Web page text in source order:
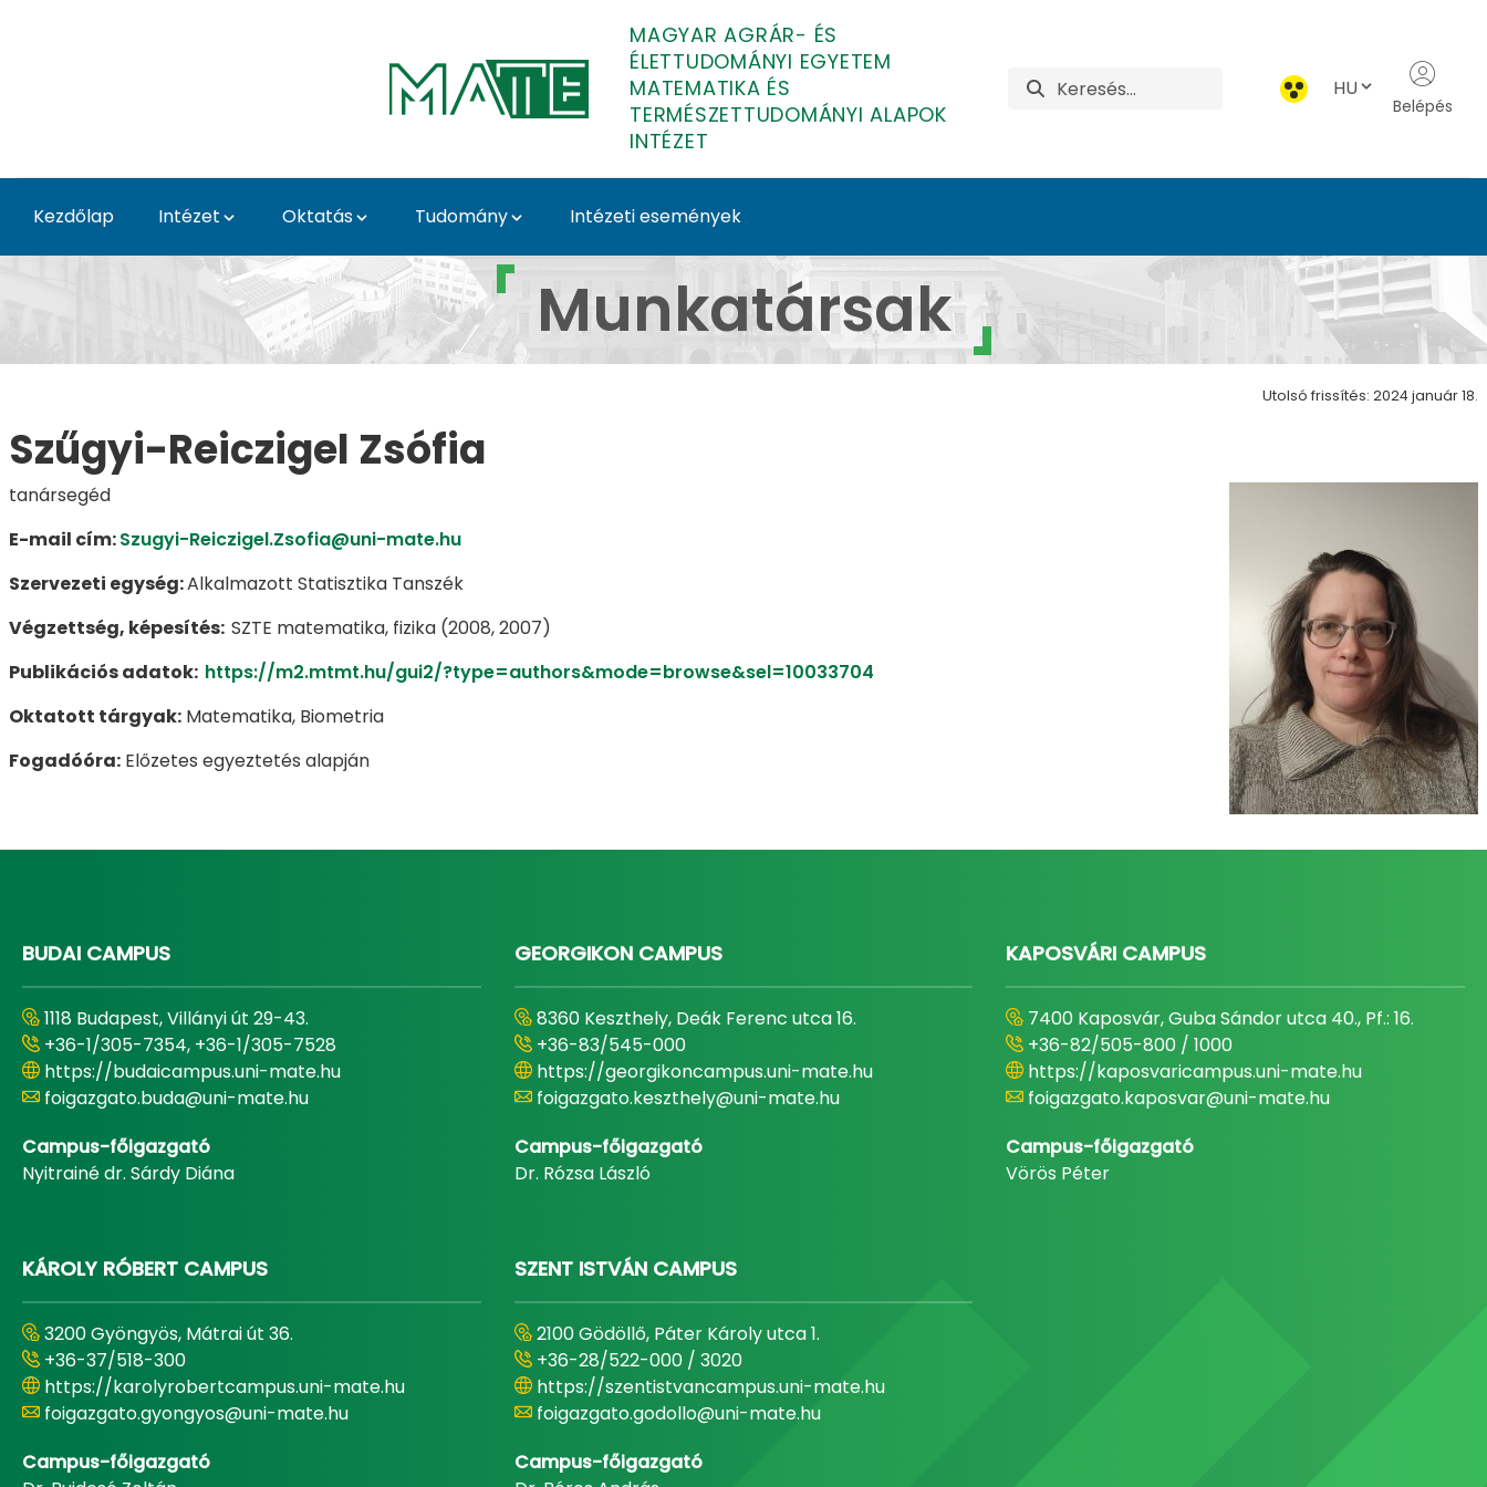
MAGYAR AGRÁR- ÉS
ÉLETTUDOMÁNYI EGYETEM
MATEMATIKA ÉS
TERMÉSZETTUDOMÁNYI ALAPOK
INTÉZET
HU
Belépés
Kezdőlap Intézet Oktatás Tudomány Intézeti események
Szugyi-Reiczigel Zsofia - Matematika és Természettudományi
Munkatársak
Utolsó frissítés: 2024 január 18.
Szűgyi-Reiczigel Zsófia
tanársegéd
E-mail cím:Szugyi-Reiczigel.Zsofia@uni-mate.hu
Szervezeti egység:Alkalmazott Statisztika Tanszék
Végzettség, képesítés: SZTE matematika, fizika (2008, 2007)
Publikációs adatok: https://m2.mtmt.hu/gui2/?type=authors&mode=browse&sel=10033704
Oktatott tárgyak: Matematika, Biometria
Fogadóóra: Előzetes egyeztetés alapján
BUDAI CAMPUS
1118 Budapest, Villányi út 29-43.
+36-1/305-7354, +36-1/305-7528
https://budaicampus.uni-mate.hu
foigazgato.buda@uni-mate.hu
Campus-főigazgató
Nyitrainé dr. Sárdy Diána
GEORGIKON CAMPUS
8360 Keszthely, Deák Ferenc utca 16.
+36-83/545-000
https://georgikoncampus.uni-mate.hu
foigazgato.keszthely@uni-mate.hu
Campus-főigazgató
Dr. Rózsa László
KAPOSVÁRI CAMPUS
7400 Kaposvár, Guba Sándor utca 40., Pf.: 16.
+36-82/505-800 / 1000
https://kaposvaricampus.uni-mate.hu
foigazgato.kaposvar@uni-mate.hu
Campus-főigazgató
Vörös Péter
KÁROLY RÓBERT CAMPUS
3200 Gyöngyös, Mátrai út 36.
+36-37/518-300
https://karolyrobertcampus.uni-mate.hu
foigazgato.gyongyos@uni-mate.hu
Campus-főigazgató
SZENT ISTVÁN CAMPUS
2100 Gödöllő, Páter Károly utca 1.
+36-28/522-000 / 3020
https://szentistvancampus.uni-mate.hu
foigazgato.godollo@uni-mate.hu
Campus-főigazgató